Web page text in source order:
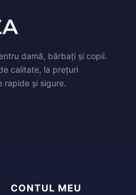
damă, bărbați și copii.
calitate, la prețuri
rapide și sigure.
CONTUL MEU